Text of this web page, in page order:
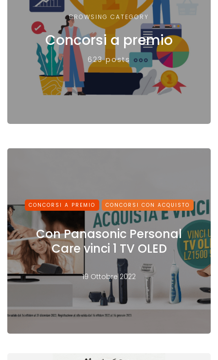
BROWSING CATEGORY
Concorsi a premio
623 posts
CONCORSI A PREMIO CONCORSI CON ACQUISTO
Con Panasonic Personal
Care vinci 1 TV OLED
19 Ottobre 2022